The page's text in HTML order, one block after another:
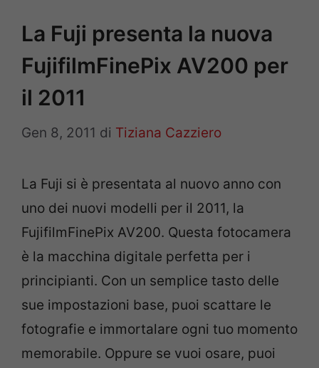
La Fuji presenta la nuova
FujifilmFinePix AV200 per
il 2011
Gen 8, 2011 di Tiziana Cazziero
La Fuji si è presentata al nuovo anno con
uno dei nuovi modelli per il 2011, la
FujifilmFinePix AV200. Questa fotocamera
è la macchina digitale perfetta per i
principianti. Con un semplice tasto delle
sue impostazioni base, puoi scattare le
fotografie e immortalare ogni tuo momento
memorabile. Oppure se vuoi osare, puoi